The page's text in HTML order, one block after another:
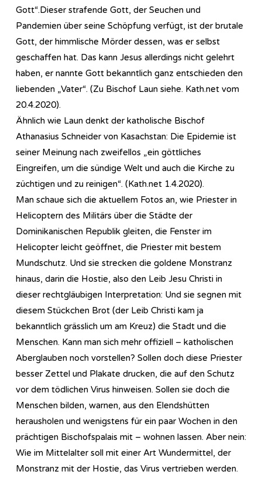
Gott“.Dieser strafende Gott, der Seuchen und
Pandemien über seine Schöpfung verfügt, ist der brutale
Gott, der himmlische Mörder dessen, was er selbst
geschaffen hat. Das kann Jesus allerdings nicht gelehrt
haben, er nannte Gott bekanntlich ganz entschieden den
liebenden „Vater“. (Zu Bischof Laun siehe. Kath.net vom
20.4.2020).
Ähnlich wie Laun denkt der katholische Bischof
Athanasius Schneider von Kasachstan: Die Epidemie ist
seiner Meinung nach zweifellos „ein göttliches
Eingreifen, um die sündige Welt und auch die Kirche zu
züchtigen und zu reinigen“. (Kath.net 1.4.2020).
Man schaue sich die aktuellem Fotos an, wie Priester in
Helicoptern des Militärs über die Städte der
Dominikanischen Republik gleiten, die Fenster im
Helicopter leicht geöffnet, die Priester mit bestem
Mundschutz. Und sie strecken die goldene Monstranz
hinaus, darin die Hostie, also den Leib Jesu Christi in
dieser rechtgläubigen Interpretation: Und sie segnen mit
diesem Stückchen Brot (der Leib Christi kam ja
bekanntlich grässlich um am Kreuz) die Stadt und die
Menschen. Kann man sich mehr offiziell – katholischen
Aberglauben noch vorstellen? Sollen doch diese Priester
besser Zettel und Plakate drucken, die auf den Schutz
vor dem tödlichen Virus hinweisen. Sollen sie doch die
Menschen bilden, warnen, aus den Elendshütten
herausholen und wenigstens für ein paar Wochen in den
prächtigen Bischofspalais mit – wohnen lassen. Aber nein:
Wie im Mittelalter soll mit einer Art Wundermittel, der
Monstranz mit der Hostie, das Virus vertrieben werden.